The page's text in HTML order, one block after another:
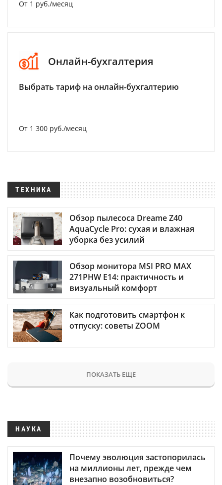
От 1 руб./месяц
Онлайн-бухгалтерия
Выбрать тариф на онлайн-бухгалтерию
От 1 300 руб./месяц
ТЕХНИКА
Обзор пылесоса Dreame Z40
AquaCycle Pro: сухая и влажная
уборка без усилий
Обзор монитора MSI PRO MAX
271PHW E14: практичность и
визуальный комфорт
Как подготовить смартфон к
отпуску: советы ZOOM
ПОКАЗАТЬ ЕЩЕ
НАУКА
Почему эволюция застопорилась
на миллионы лет, прежде чем
внезапно возобновиться?